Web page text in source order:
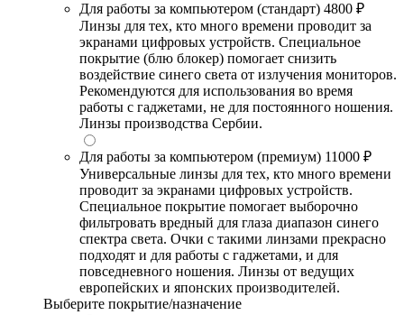
Для работы за компьютером (стандарт) 4800 ₽
Линзы для тех, кто много времени проводит за
экранами цифровых устройств. Специальное
покрытие (блю блокер) помогает снизить
воздействие синего света от излучения мониторов.
Рекомендуются для использования во время
работы с гаджетами, не для постоянного ношения.
Линзы производства Сербии.
Для работы за компьютером (премиум) 11000 ₽
Универсальные линзы для тех, кто много времени
проводит за экранами цифровых устройств.
Специальное покрытие помогает выборочно
фильтровать вредный для глаза диапазон синего
спектра света. Очки с такими линзами прекрасно
подходят и для работы с гаджетами, и для
повседневного ношения. Линзы от ведущих
европейских и японских производителей.
Выберите покрытие/назначение